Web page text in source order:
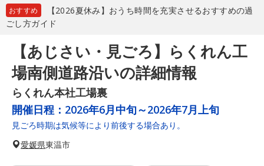
おすすめ
【2026夏休み】おうち時間を充実させるおすすめの過
ごし方ガイド
【あじさい・見ごろ】らくれん工
場南側道路沿いの詳細情報
らくれん本社工場裏
開催日程： 2026年6月中旬～2026年7月上旬
見ごろ時期は気候等により前後する場合あり。
愛媛県東温市